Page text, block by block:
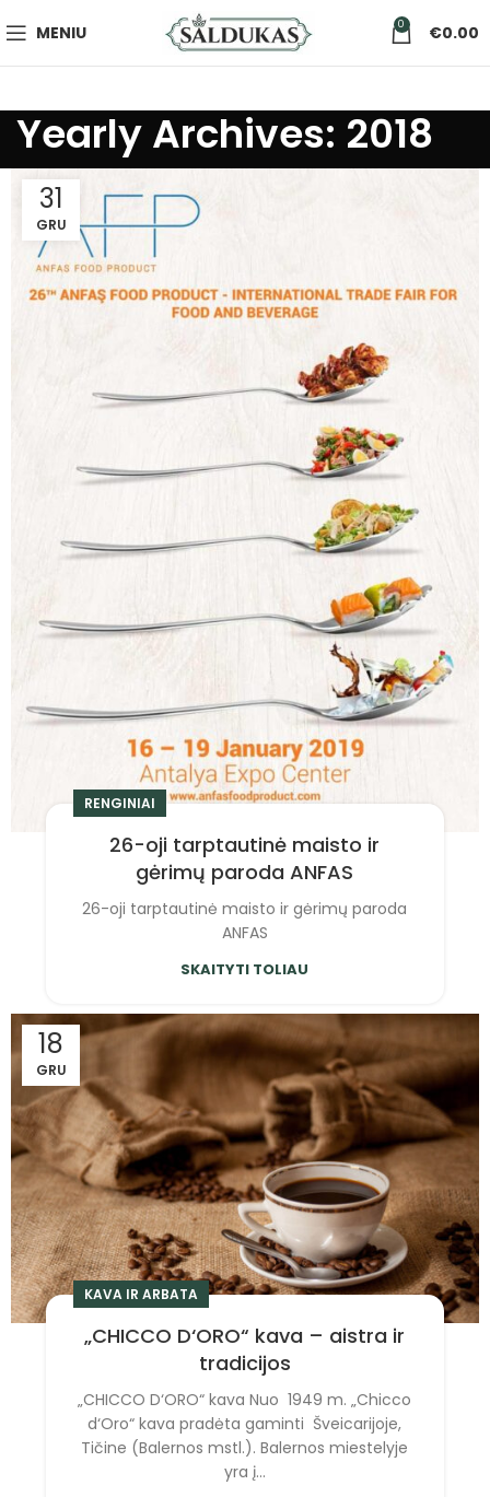
MENIU 0 €0.00
Yearly Archives: 2018
31
GRU
RENGINIAI
26-oji tarptautinė maisto ir
gėrimų paroda ANFAS
26-oji tarptautinė maisto ir gėrimų paroda
ANFAS
SKAITYTI TOLIAU
18
GRU
KAVA IR ARBATA
„CHICCO D‘ORO“ kava – aistra ir
tradicijos
„CHICCO D‘ORO“ kava Nuo 1949 m. „Chicco
d‘Oro“ kava pradėta gaminti Šveicarijoje,
Tičine (Balernos mstl.). Balernos miestelyje
yra į...